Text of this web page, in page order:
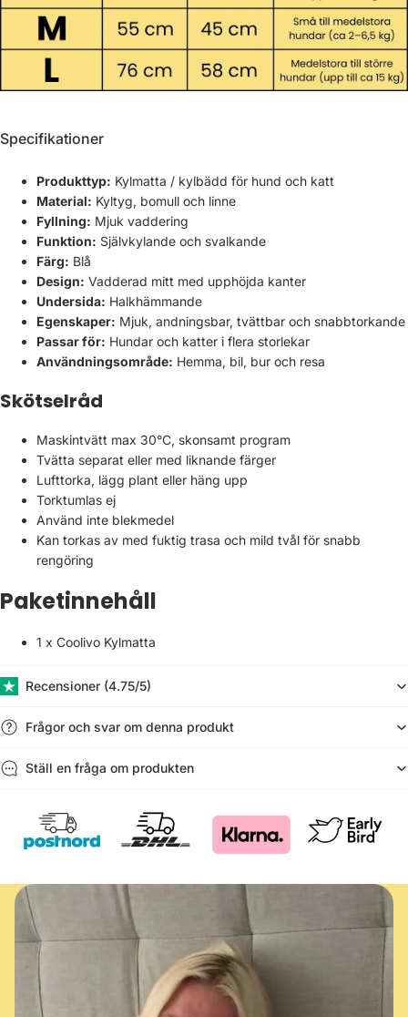
Specifikationer
Produkttyp: Kylmatta / kylbädd för hund och katt
Material: Kyltyg, bomull och linne
Fyllning: Mjuk vaddering
Funktion: Självkylande och svalkande
Färg: Blå
Design: Vadderad mitt med upphöjda kanter
Undersida: Halkhämmande
Egenskaper: Mjuk, andningsbar, tvättbar och snabbtorkande
Passar för: Hundar och katter i flera storlekar
Användningsområde: Hemma, bil, bur och resa
Skötselråd
Maskintvätt max 30°C, skonsamt program
Tvätta separat eller med liknande färger
Lufttorka, lägg plant eller häng upp
Torktumlas ej
Använd inte blekmedel
Kan torkas av med fuktig trasa och mild tvål för snabb
rengöring
Paketinnehåll
1 x Coolivo Kylmatta
Recensioner (​4.75/5)
Frågor och svar om denna produkt
Ställ en fråga om produkten